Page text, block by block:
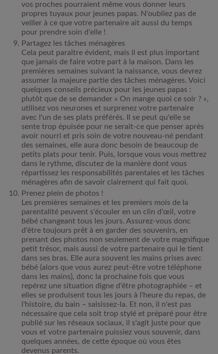
vos proches pourraient même vous donner leurs
propres tuyaux pour jeunes papas. N'oubliez pas de
veiller à ce que votre partenaire ait aussi du temps
pour prendre soin d'elle !
Partagez les tâches ménagères
Cela peut paraître évident, mais il est plus important
que jamais de faire votre part à la maison. Dans les
premières semaines suivant la naissance, vous devrez
assumer la majeure partie des tâches ménagères. Voici
quelques conseils précieux pour les jeunes papas :
plutôt que de se demander « On mange quoi ce soir ? »,
utilisez vos neurones et surprenez votre partenaire
avec l'un de ses plats préférés. Il se peut qu'elle se
sente trop épuisée pour ne serait-ce que penser après
avoir nourri et pris soin de votre nouveau-né pendant
des semaines, elle aura donc besoin de beaucoup de
petits plats pour tenir. Puis, lorsque vous vous mettrez
dans le rythme, discutez de la manière dont vous
répartissez les responsabilités parentales et les tâches
ménagères afin de savoir clairement qui fait quoi.
Prenez plein de photos !
Les premières semaines et les premiers mois de la
parentalité peuvent s'écouler en un clin d'œil, votre
bébé changeant tous les jours. Assurez-vous donc
d'être toujours prêt à en garder des souvenirs, en
prenant des photos non seulement de votre magnifique
petit trésor, mais aussi de votre partenaire qui le tient
dans ses bras. Elle aura souvent les mains prises avec
bébé (alors que vous aurez peut-être votre téléphone
dans les mains), donc la prochaine fois que vous
repérez une situation digne d'être photographiée – et
elles se produisent tous les jours à l'heure du repas, de
l'histoire, du bain – saisissez-la. Et non, il n'est pas
nécessaire que cela soit trop stylé et préparé pour être
publié sur les réseaux sociaux, il s'agit juste pour que
vous et votre partenaire puissiez vous souvenir, dans
quelques années, de cette époque où vous êtes
devenus parents.